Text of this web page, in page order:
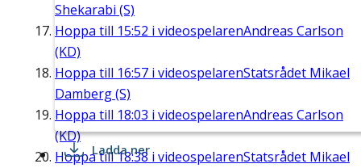
Shekarabi (S)
Hoppa till 15:52 i videospelarenAndreas Carlson
(KD)
Hoppa till 16:57 i videospelarenStatsrådet Mikael
Damberg (S)
Hoppa till 18:03 i videospelarenAndreas Carlson
(KD)
Hoppa till18:38 i videospelarenStatsrådet Mikael
Ladda ner